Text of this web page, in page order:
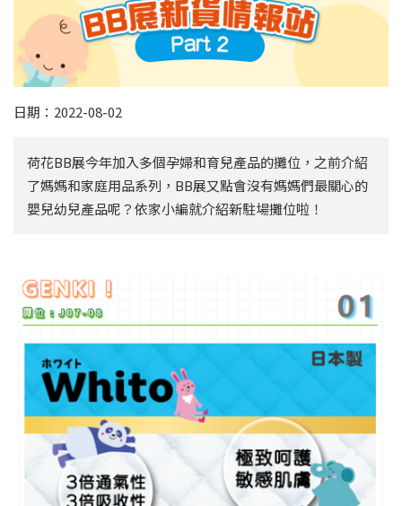
日期：2022-08-02
荷花BB展今年加入多個孕婦和育兒產品的攤位，之前介紹
了媽媽和家庭用品系列，BB展又點會沒有媽媽們最關心的
嬰兒幼兒產品呢？依家小編就介紹新駐場攤位啦！